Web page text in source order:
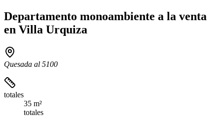
Departamento monoambiente a la venta
en Villa Urquiza
Quesada al 5100
totales
35 m²
totales